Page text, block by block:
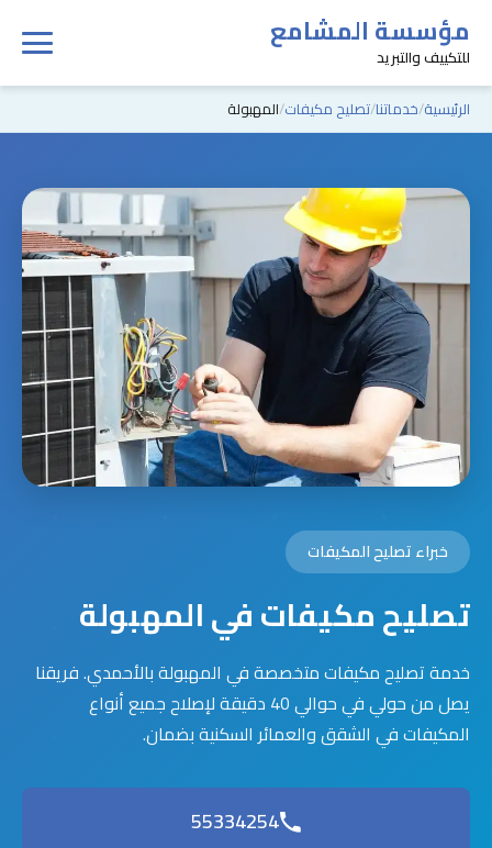
مؤسسة المشامع
للتكييف والتبريد
الرئيسية خدماتنا تصليح مكيفات المهبولة
خبراء تصليح المكيفات
تصليح مكيفات في المهبولة
خدمة تصليح مكيفات متخصصة في المهبولة بالأحمدي. فريقنا
يصل من حولي في حوالي 40 دقيقة لإصلاح جميع أنواع
المكيفات في الشقق والعمائر السكنية بضمان.
55334254